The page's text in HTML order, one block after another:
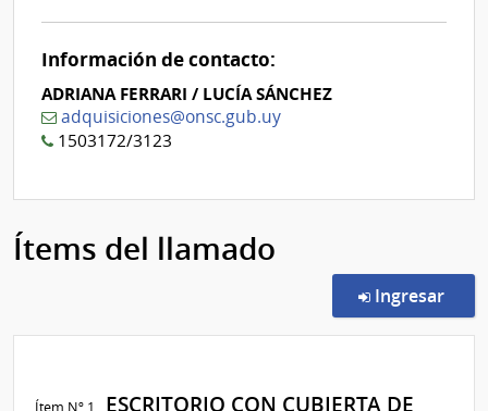
0
Información de contacto:
ADRIANA FERRARI / LUCÍA SÁNCHEZ
adquisiciones@onsc.gub.uy
1503172/3123
Ítems del llamado
Ingresar
Ítem Nº 1
ESCRITORIO CON CUBIERTA DE